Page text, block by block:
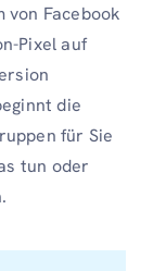
von Facebook
Pixel auf
die
für Sie
tun oder